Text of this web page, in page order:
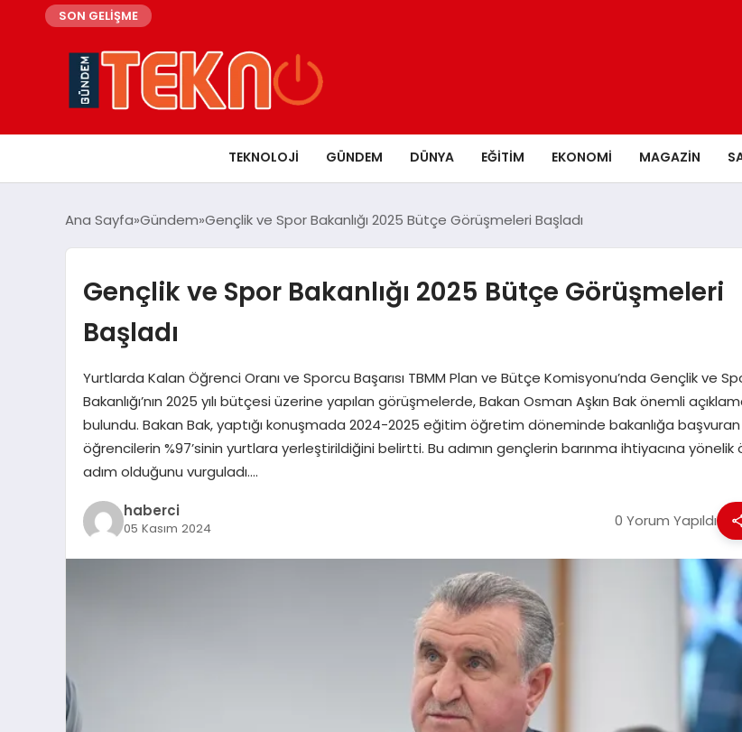
SON GELİŞME
TEKNOLOJI GÜNDEM DÜNYA EĞITIM EKONOMI MAGAZIN
Ana Sayfa Gündem Gençlik ve Spor Bakanlığı 2025 Bütçe Görüşmeleri Başladı
Gençlik ve Spor Bakanlığı 2025 Bütçe Görüşmeleri
Başladı
Yurtlarda Kalan Öğrenci Oranı ve Sporcu Başarısı TBMM Plan ve Bütçe Komisyonu’nda Gençlik ve
Bakanlığı’nın 2025 yılı bütçesi üzerine yapılan görüşmelerde, Bakan Osman Aşkın Bak önemli
bulundu. Bakan Bak, yaptığı konuşmada 2024-2025 eğitim öğretim döneminde bakanlığa başvuran
öğrencilerin %97’sinin yurtlara yerleştirildiğini belirtti. Bu adımın gençlerin barınma ihtiyacına yönelik
adım olduğunu vurguladı….
haberci
05 Kasım 2024 0 Yorum Yapıldı